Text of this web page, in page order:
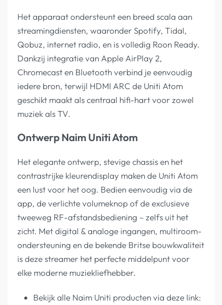
Het apparaat ondersteunt een breed scala aan
streamingdiensten, waaronder Spotify, Tidal,
Qobuz, internet radio, en is volledig Roon Ready.
Dankzij integratie van Apple AirPlay 2,
Chromecast en Bluetooth verbind je eenvoudig
iedere bron, terwijl HDMI ARC de Uniti Atom
geschikt maakt als centraal hifi-hart voor zowel
muziek als TV.
Ontwerp Naim Uniti Atom
Het elegante ontwerp, stevige chassis en het
contrastrijke kleurendisplay maken de Uniti Atom
een lust voor het oog. Bedien eenvoudig via de
app, de verlichte volumeknop of de exclusieve
tweeweg RF-afstandsbediening – zelfs uit het
zicht. Met digital & analoge ingangen, multiroom-
ondersteuning en de bekende Britse bouwkwaliteit
is deze streamer het perfecte middelpunt voor
elke moderne muziekliefhebber.
Bekijk alle Naim Uniti producten via deze link: